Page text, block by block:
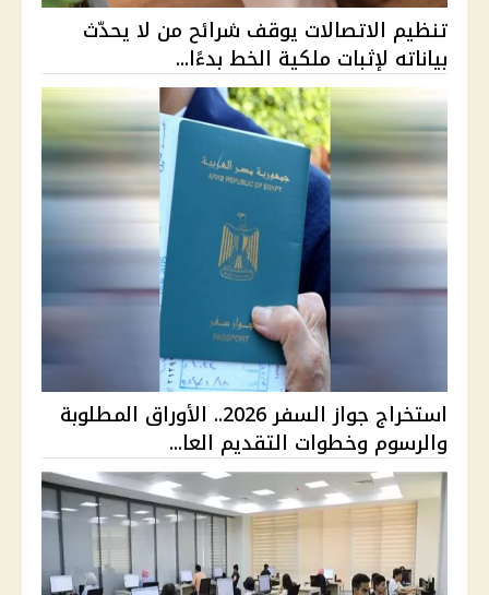
تنظيم الاتصالات يوقف شرائح من لا يحدّث
بياناته لإثبات ملكية الخط بدءًا...
استخراج جواز السفر 2026.. الأوراق المطلوبة
والرسوم وخطوات التقديم العا...